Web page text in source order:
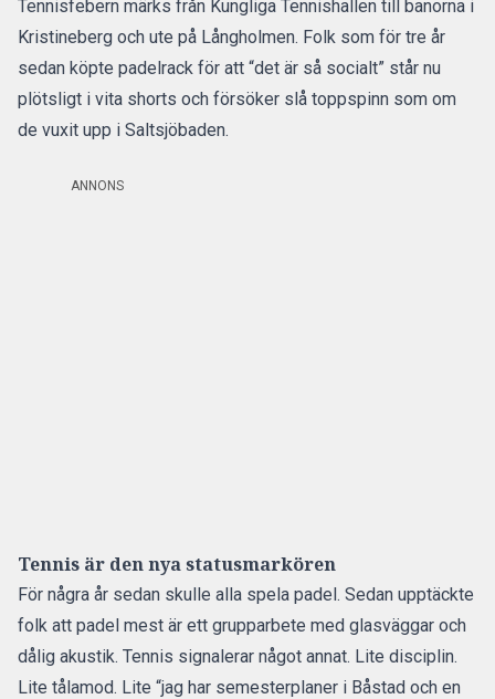
Tennisfebern märks från Kungliga Tennishallen till banorna i
Kristineberg och ute på Långholmen. Folk som för tre år
sedan köpte padelrack för att “det är så socialt” står nu
plötsligt i vita shorts och försöker slå toppspinn som om
de vuxit upp i Saltsjöbaden.
ANNONS
Tennis är den nya statusmarkören
För några år sedan skulle alla spela padel. Sedan upptäckte
folk att padel mest är ett grupparbete med glasväggar och
dålig akustik. Tennis signalerar något annat. Lite disciplin.
Lite tålamod. Lite “jag har semesterplaner i Båstad och en